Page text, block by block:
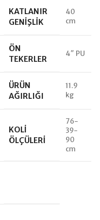
KATLANIR
GENIŞLIK
40
cm
ÖN
TEKERLER
4″ PU
ÜRÜN
AĞIRLIĞI
11.9
kg
KOLI
ÖLÇÜLERI
76-
39-
90
cm